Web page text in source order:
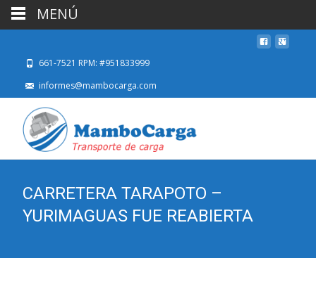
661-7521 RPM: #951833999
informes@mambocarga.com
CARRETERA TARAPOTO –
YURIMAGUAS FUE REABIERTA
MENÚ